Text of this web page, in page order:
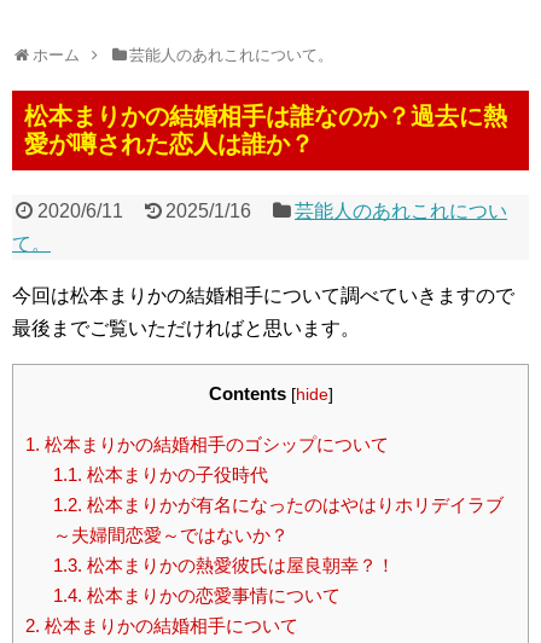
ホーム 芸能人のあれこれについて。
松本まりかの結婚相手は誰なのか？過去に熱
愛が噂された恋人は誰か？
2020/6/11 2025/1/16
芸能人のあれこれについ
て。
今回は松本まりかの結婚相手について調べていきますので
最後までご覧いただければと思います。
Contents [hide]
1. 松本まりかの結婚相手のゴシップについて
1.1. 松本まりかの子役時代
1.2. 松本まりかが有名になったのはやはりホリデイラブ
～夫婦間恋愛～ではないか？
1.3. 松本まりかの熱愛彼氏は屋良朝幸？！
1.4. 松本まりかの恋愛事情について
2. 松本まりかの結婚相手について